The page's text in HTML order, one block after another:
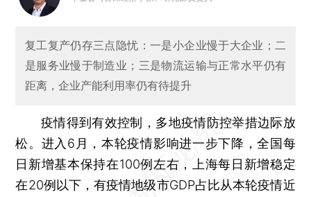
复工复产仍存三点隐忧：一是小企业慢于大企业；二
是服务业慢于制造业；三是物流运输与正常水平仍有
距离，企业产能利用率仍有待提升
疫情得到有效控制，多地疫情防控举措边际放
松。进入6月，本轮疫情影响进一步下降，全国每
日新增基本保持在100例左右，上海每日新增稳定
在20例以下，有疫情地级市GDP占比从本轮疫情近